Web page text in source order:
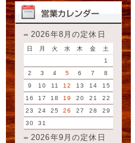
2026年8月の定休日
日 月 火 水 木 金
土
1
2
3 4 5 6 7
8
9
10 11 12 13 14
15
16
17 18 19 20 21
22
23
24 25 26 27 28
29
30
31
2026年9月の定休日